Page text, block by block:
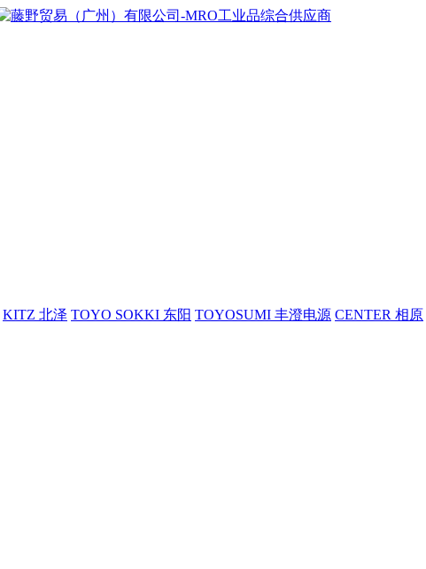
KITZ 北泽 TOYO SOKKI 东阳 TOYOSUMI 丰澄电源 CENTER 相原